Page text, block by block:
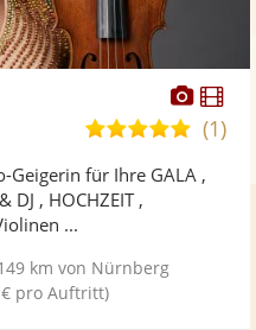
Fotos
5,0
5
(1)
Geigerin für Ihre GALA ,
DJ , HOCHZEIT ,
...
km von Nürnberg
€ pro Auftritt)